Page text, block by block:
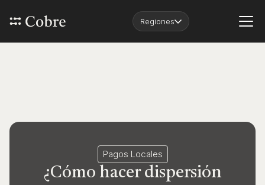
Regiones
Pagos Locales
¿Cómo hacer dispersión